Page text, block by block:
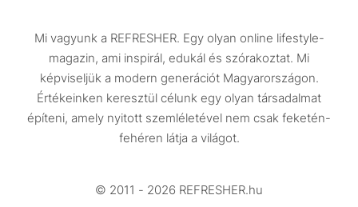
Utazás
Életmód
Design
Beszélgetések
Videó
Mi vagyunk a REFRESHER. Egy olyan online lifestyle-
magazin, ami inspirál, edukál és szórakoztat. Mi
képviseljük a modern generációt Magyarországon.
Értékeinken keresztül célunk egy olyan társadalmat
építeni, amely nyitott szemléletével nem csak feketén-
fehéren látja a világot.
© 2011 - 2026 REFRESHER.hu